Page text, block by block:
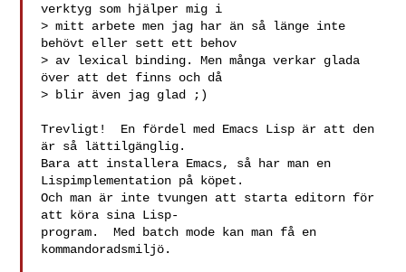
verktyg som hjälper mig i
> mitt arbete men jag har än så länge inte
behövt eller sett ett behov
> av lexical binding. Men många verkar glada
över att det finns och då
> blir även jag glad ;)
Trevligt!  En fördel med Emacs Lisp är att den
är så lättilgänglig.
Bara att installera Emacs, så har man en
Lispimplementation på köpet.
Och man är inte tvungen att starta editorn för
att köra sina Lisp-
program.  Med batch mode kan man få en
kommandoradsmiljö.